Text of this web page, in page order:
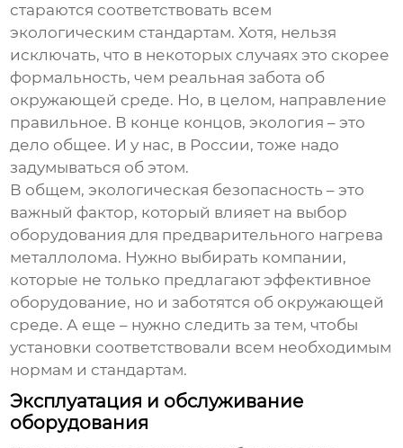
стараются соответствовать всем
экологическим стандартам. Хотя, нельзя
исключать, что в некоторых случаях это скорее
формальность, чем реальная забота об
окружающей среде. Но, в целом, направление
правильное. В конце концов, экология – это
дело общее. И у нас, в России, тоже надо
задумываться об этом.
В общем, экологическая безопасность – это
важный фактор, который влияет на выбор
оборудования для предварительного нагрева
металлолома. Нужно выбирать компании,
которые не только предлагают эффективное
оборудование, но и заботятся об окружающей
среде. А еще – нужно следить за тем, чтобы
установки соответствовали всем необходимым
нормам и стандартам.
Эксплуатация и обслуживание
оборудования